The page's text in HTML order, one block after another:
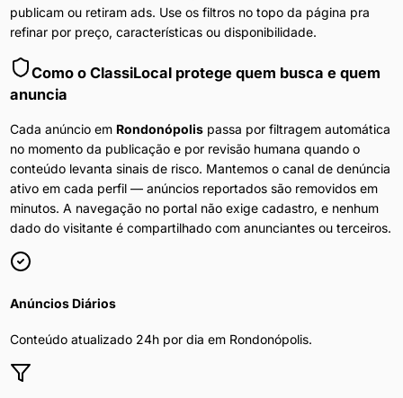
publicam ou retiram ads. Use os filtros no topo da página pra
refinar por preço, características ou disponibilidade.
Como o ClassiLocal protege quem busca e quem
anuncia
Cada anúncio em Rondonópolispassa por filtragem automática
no momento da publicação e por revisão humana quando o
conteúdo levanta sinais de risco. Mantemos o canal de denúncia
ativo em cada perfil — anúncios reportados são removidos em
minutos. A navegação no portal não exige cadastro, e nenhum
dado do visitante é compartilhado com anunciantes ou terceiros.
Anúncios Diários
Conteúdo atualizado 24h por dia em Rondonópolis.